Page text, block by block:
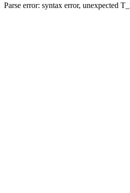
Parse error: syntax error, unexpected